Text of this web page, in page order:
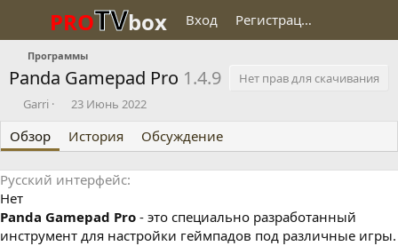
PROTVbox Вход Регистрация
Программы
Panda Gamepad Pro 1.4.9
Нет прав для скачивания
О
у
б
л
и
к
о
в
Garri
Д
т
а
с
о
д
а
23 Июнь 2022
Обзор История Обсуждение
Русский интерфейс
Нет
Panda Gamepad Pro - это специально разработанный
инструмент для настройки геймпадов под различные игры.